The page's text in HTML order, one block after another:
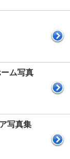
ム写真
写真集